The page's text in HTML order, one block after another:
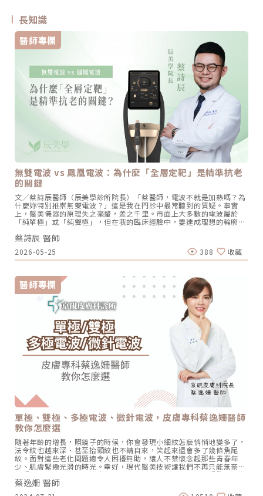
長知識
醫師專欄
無雙電波 vs 鳳凰電波：為什麼「全層定靶」是精準抗老
的關鍵
文／蔡詩辰醫師（辰美學診所院長）「蔡醫師，電波不就是加熱嗎？為
什麼妳特別推崇無雙電波？」這是我在門診中最常聽到的質疑。事實
上，醫美儀器的原理失之毫釐，差之千里。市面上大多數的電波屬於
「純單極」或「純雙極」，但在我的臨床經驗中，要達成理想的輪廓復
位，單一的加熱方式往往存在死角。這也是為什麼在辰美學，我堅持引
進無雙電波（Density），並結合我的埋線力學經驗，推動「全層定靶
式拉提」。原理決定效果：為什麼無雙電波與眾不同？要選對機器，必
須先理解無雙電波在能量物理上的「降維打擊」：1. 突破單一維度：單
雙極同時輸出的「鎖熱效應」傳統電波（如鳳凰）主要依靠單極電波進
一發能量中同時切換單極（Monopolar）與雙極（Bipolar）： 單極
（建地基）：負責開路，能量直達皮下組織與筋膜層，在大面積範圍內
引發膠原收縮。 雙極（蓋蓋子）：這是我最看重的物理特性。在單極加
熱後的瞬間，雙極電波會在淺層真皮層形成「熱屏蔽」。蔡醫師觀點：
這就像燉煮料理時「蓋上鍋蓋」。一般的電波在加熱深層時，熱能會向
表皮散失；但無雙電波透過雙極能量在淺層鎖熱，把熱能悶在肌膚層裡
面，讓深層的熱效應更集中、更持久。2. 韌帶定靶：將埋線思維導入電
波操作身為長期操作埋線拉提的醫師，我對臉部「支撐韌帶」的座標極
其敏感。無雙電波的能量分佈特性，讓我們能實現「韌帶定靶」： 我們
不再是全臉盲目掃描，而是針對上臉眼眶韌帶、中臉顴弓韌帶、淚溝韌
帶、下臉下顎支撐點等關鍵座標進行定點加強。 利用單極深層鎖定、雙
極淺層收網，在這些「抗老定錨點」上施加精準的向上拉力。這種力學
邏輯，是純單極電波較難達成的細膩質感。蔡詩辰醫師的選機邏輯：妳
需要的是「容積」還是「定靶」？在辰美學，我會協助您分析組織層
次： 如果您追求的是整體的飽滿感：鳳凰電波的單極容積式加熱是經典
的選擇。 如果您追求的是線條的「收緊」與「向上復位」：無雙電波的
「全層定靶」技術，能針對鬆弛的韌帶地基進行鎖熱與固定，對於改善
嘴邊肉、模糊下顎線更有針對性。此外，無雙電波具備即時阻抗補償系
統。每一張臉的皮膚阻抗不同（含水量、脂肪密度），無雙電波能在每
一發輸出時自動微調，確保每一處定靶點的能量都精準到位，這也是我
追求「醫療精準度」的最後一塊拼圖。專業的執著：親自規劃，精準定
靶工具再好，也要看操作者的手感。在辰美學，我會將埋線所累積的臉
部解剖學功底，完整應用在無雙電波的施打路徑上。我們追求的不是打
完幾發，而是每一發能量是否都落在能對抗老化向量的黃金點位。了解
https://chenclinic.tw/service/Density/
蔡詩辰 醫師
2026-05-25 388 收藏
醫師專欄
單極、雙極、多極電波、微針電波，皮膚專科蔡逸姍醫師
教你怎麼選
隨著年齡的增長，照鏡子的時候，你會發現小細紋怎麼悄悄地變多了，
法令紋也越來深、甚至抬頭紋也不請自來，笑起來還會多了幾條魚尾
紋。面對這些老化問題總令人困擾無助，讓人不禁懷念起那些青春年
少、肌膚緊緻光滑的時光。幸好，現代醫美技術讓我們不再只能無奈地
接受歲月的痕跡。電波拉皮無疑是當今非侵入性療程中相當受歡迎的選
擇之一，成為許多人重拾緊緻肌膚的秘密武器。近年來，各式各樣的電
波療程陸續問世，為消費者提供了多樣化的選擇。而這當中又包含了非
蔡逸姍 醫師